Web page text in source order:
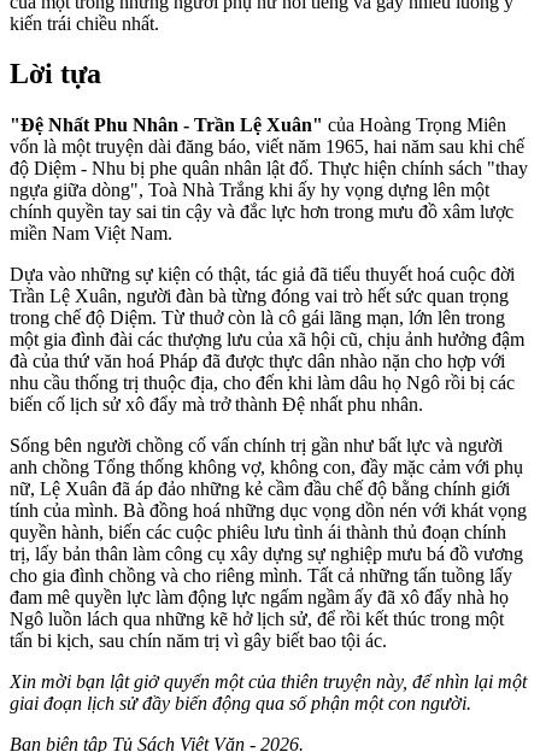
kiến trái chiều nhất.
Lời tựa
"Đệ Nhất Phu Nhân - Trần Lệ Xuân" của Hoàng Trọng Miên
vốn là một truyện dài đăng báo, viết năm 1965, hai năm sau khi chế
độ Diệm - Nhu bị phe quân nhân lật đổ. Thực hiện chính sách "thay
ngựa giữa dòng", Toà Nhà Trắng khi ấy hy vọng dựng lên một
chính quyền tay sai tin cậy và đắc lực hơn trong mưu đồ xâm lược
miền Nam Việt Nam.
Dựa vào những sự kiện có thật, tác giả đã tiểu thuyết hoá cuộc đời
Trần Lệ Xuân, người đàn bà từng đóng vai trò hết sức quan trọng
trong chế độ Diệm. Từ thuở còn là cô gái lãng mạn, lớn lên trong
một gia đình đài các thượng lưu của xã hội cũ, chịu ảnh hưởng đậm
đà của thứ văn hoá Pháp đã được thực dân nhào nặn cho hợp với
nhu cầu thống trị thuộc địa, cho đến khi làm dâu họ Ngô rồi bị các
biến cố lịch sử xô đẩy mà trở thành Đệ nhất phu nhân.
Sống bên người chồng cố vấn chính trị gần như bất lực và người
anh chồng Tổng thống không vợ, không con, đầy mặc cảm với phụ
nữ, Lệ Xuân đã áp đảo những kẻ cầm đầu chế độ bằng chính giới
tính của mình. Bà đồng hoá những dục vọng dồn nén với khát vọng
quyền hành, biến các cuộc phiêu lưu tình ái thành thủ đoạn chính
trị, lấy bản thân làm công cụ xây dựng sự nghiệp mưu bá đồ vương
cho gia đình chồng và cho riêng mình. Tất cả những tấn tuồng lấy
đam mê quyền lực làm động lực ngấm ngầm ấy đã xô đẩy nhà họ
Ngô luồn lách qua những kẽ hở lịch sử, để rồi kết thúc trong một
tấn bi kịch, sau chín năm trị vì gây biết bao tội ác.
Xin mời bạn lật giở quyển một của thiên truyện này, để nhìn lại một
giai đoạn lịch sử đầy biến động qua số phận một con người.
Ban biên tập Tủ Sách Việt Văn - 2026.